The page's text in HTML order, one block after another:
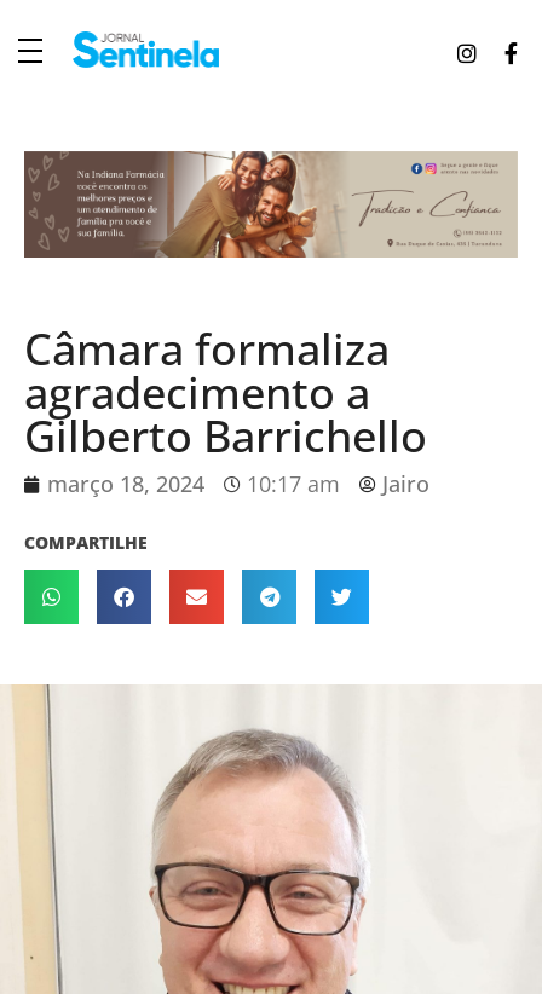
Câmara formaliza
agradecimento a
Gilberto Barrichello
março 18, 2024 10:17 am Jairo
COMPARTILHE